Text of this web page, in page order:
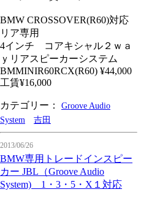
BMW CROSSOVER(R60)対応
リア専用
4インチ コアキシャル２ｗａ
ｙリアスピーカーシステム
BMMINIR60RCX(R60) ¥44,000
工賃¥16,000
カテゴリー：
Groove Audio
System
吉田
2013/06/26
BMW専用トレードインスピー
カー JBL（Groove Audio
System) 1・3・5・X１対応